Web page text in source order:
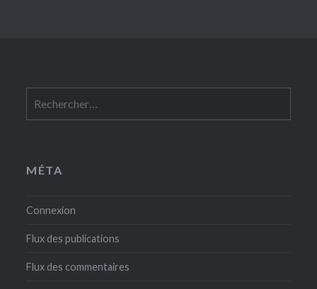
MÉTA
Connexion
Flux des publications
Flux des commentaires